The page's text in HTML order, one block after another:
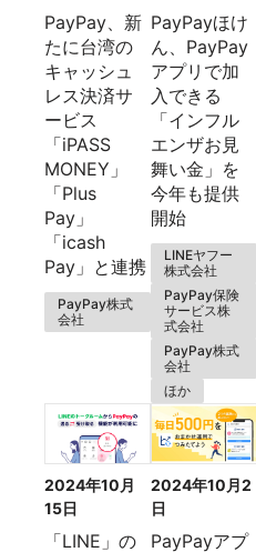
PayPay、新
たに台湾の
キャッシュ
レス決済サ
ービス
「iPASS
MONEY」
「Plus
Pay」
「icash
Pay」と連携
PayPay株式
会社
PayPayほけ
ん、PayPay
アプリで加
入できる
「インフル
エンザお見
舞い金」を
今年も提供
開始
LINEヤフー
株式会社
PayPay保険
サービス株
式会社
PayPay株式
会社
ほか
2024年10月
15日
「LINE」の
2024年10月2
日
PayPayアプ